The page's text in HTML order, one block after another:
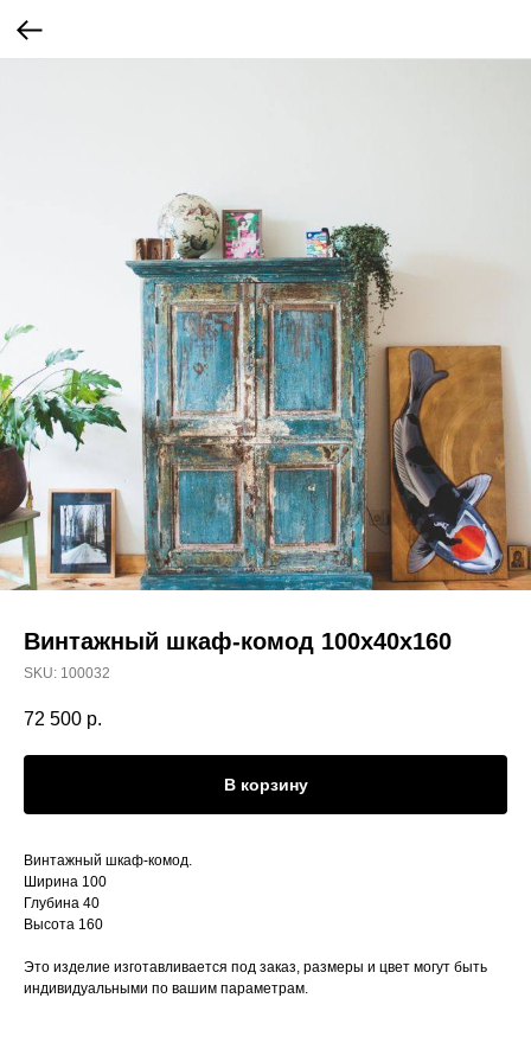
Винтажный шкаф-комод 100х40x160
SKU: 100032
72 500 р.
В корзину
Винтажный шкаф-комод.
Ширина 100
Глубина 40
Высота 160
Это изделие изготавливается под заказ, размеры и цвет могут быть
индивидуальными по вашим параметрам.